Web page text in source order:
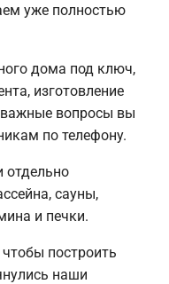
уже полностью
дома под ключ,
изготовление
вопросы вы
по телефону.
отдельно
сауны,
и печки.
построить
наши